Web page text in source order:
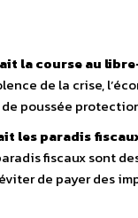
la course au
de la crise,
de poussée
les paradis
fiscaux sont
de payer des